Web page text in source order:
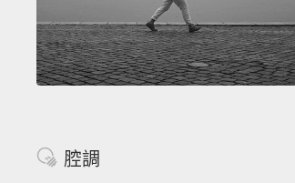
腔調